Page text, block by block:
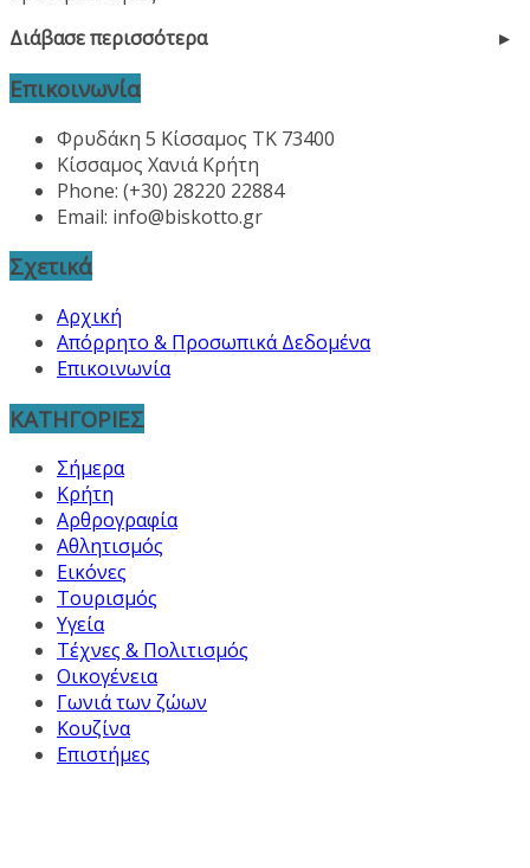
Διάβασε περισσότερα
Επικοινωνία
Φρυδάκη 5 Κίσσαμος ΤΚ 73400
Κίσσαμος Χανιά Κρήτη
Phone: (+30) 28220 22884
Email: info@biskotto.gr
Σχετικά
Αρχική
Απόρρητο & Προσωπικά Δεδομένα
Επικοινωνία
ΚΑΤΗΓΟΡΙΕΣ
Σήμερα
Κρήτη
Αρθρογραφία
Αθλητισμός
Εικόνες
Τουρισμός
Υγεία
Τέχνες & Πολιτισμός
Οικογένεια
Γωνιά των ζώων
Κουζίνα
Επιστήμες